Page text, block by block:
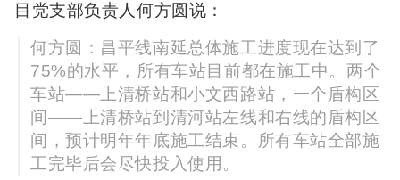
目党支部负责人何方圆说：
何方圆：昌平线南延总体施工进度现在达到了
75%的水平，所有车站目前都在施工中。两个
车站——上清桥站和小文西路站，一个盾构区
间——上清桥站到清河站左线和右线的盾构区
间，预计明年年底施工结束。所有车站全部施
工完毕后会尽快投入使用。